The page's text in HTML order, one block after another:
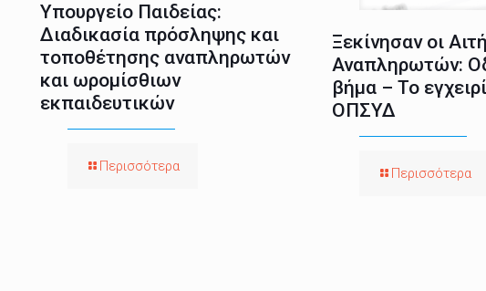
Υπουργείο Παιδείας:
Διαδικασία πρόσληψης και
τοποθέτησης αναπληρωτών
και ωρομίσθιων
εκπαιδευτικών
Περισσότερα
Ξεκίνησαν οι
Αναπληρωτών:
βήμα – Το
ΟΠΣΥΔ
Περισσότερα